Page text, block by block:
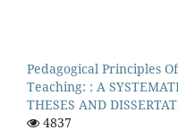
Pedagogical Principles
Teaching: : A
THESES AND
4837